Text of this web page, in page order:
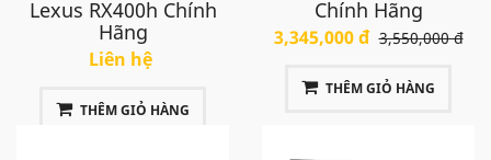
Lexus RX400h Chính
Hãng
Liên hệ
THÊM GIỎ HÀNG
Chính Hãng
3,345,000 đ 3,550,000 đ
THÊM GIỎ HÀNG